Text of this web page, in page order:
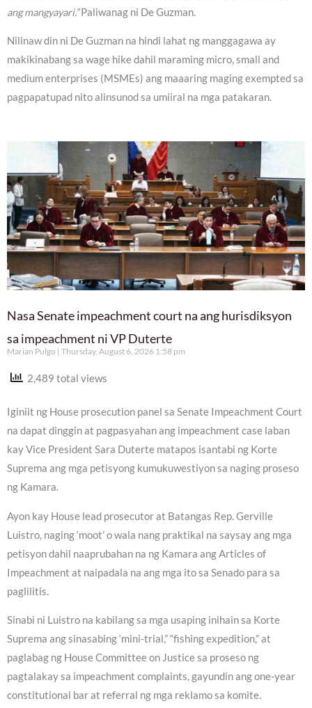
ang mangyayari.”Paliwanag ni De Guzman.
Nilinaw din ni De Guzman na hindi lahat ng manggagawa ay
makikinabang sa wage hike dahil maraming micro, small and
medium enterprises (MSMEs) ang maaaring maging exempted sa
pagpapatupad nito alinsunod sa umiiral na mga patakaran.
Nasa Senate impeachment court na ang hurisdiksyon
sa impeachment ni VP Duterte
Marian Pulgo Thursday, August 6, 2026 1:58 pm
2,489 total views
Iginiit ng House prosecution panel sa Senate Impeachment Court
na dapat dinggin at pagpasyahan ang impeachment case laban
kay Vice President Sara Duterte matapos isantabi ng Korte
Suprema ang mga petisyong kumukuwestiyon sa naging proseso
ng Kamara.
Ayon kay House lead prosecutor at Batangas Rep. Gerville
Luistro, naging ‘moot’ o wala nang praktikal na saysay ang mga
petisyon dahil naaprubahan na ng Kamara ang Articles of
Impeachment at naipadala na ang mga ito sa Senado para sa
paglilitis.
Sinabi ni Luistro na kabilang sa mga usaping inihain sa Korte
Suprema ang sinasabing ‘mini-trial,” “fishing expedition,” at
paglabag ng House Committee on Justice sa proseso ng
pagtalakay sa impeachment complaints, gayundin ang one-year
constitutional bar at referral ng mga reklamo sa komite.